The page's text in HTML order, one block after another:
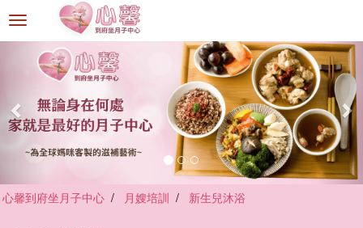
選
單
心馨到府坐月子中心 月嫂培訓 新生兒沐浴